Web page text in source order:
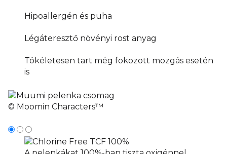
Hipoallergén és puha
Légáteresztő növényi rost anyag
Tökéletesen tart még fokozott mozgás esetén
is
© Moomin Characters™